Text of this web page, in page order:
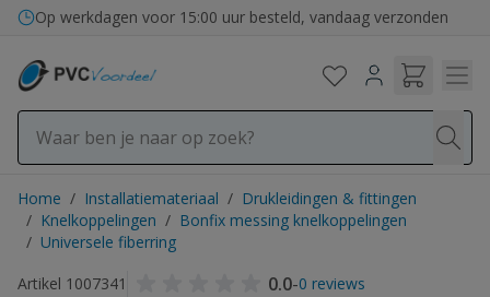
Ga naar de inhoud
Op werkdagen voor 15:00 uur besteld, vandaag verzonden
Home / Installatiemateriaal / Drukleidingen & fittingen
/ Knelkoppelingen / Bonfix messing knelkoppelingen
/ Universele fiberring
Artikel 1007341
0.0-0 reviews